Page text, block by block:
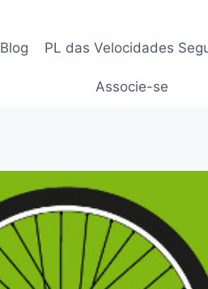
Blog PL das Velocidades
Associe-se